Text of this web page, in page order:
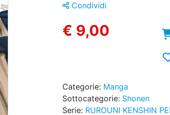
Condividi
€ 9,00
Categorie: Manga
Sottocategorie: Shonen
Serie: RUROUNI KENSHIN